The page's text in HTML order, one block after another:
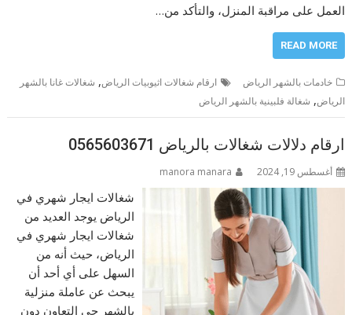
العمل على مراقبة المنزل، والتأكد من…
READ MORE
خادمات بالشهر الرياض ارقام شغالات اثيوبيات الرياض, شغالات غانا بالشهر
الرياض, شغالة فلبينية بالشهر الرياض
ارقام دلالات شغالات بالرياض 0565603671
أغسطس 19, 2024 manora manara
شغالات ايجار شهري في
الرياض يوجد العديد من
شغالات ايجار شهري في
الرياض، حيث أنه من
السهل على أي أحد أن
يبحث عن عاملة منزلية
بالشهر حى التعاون دون